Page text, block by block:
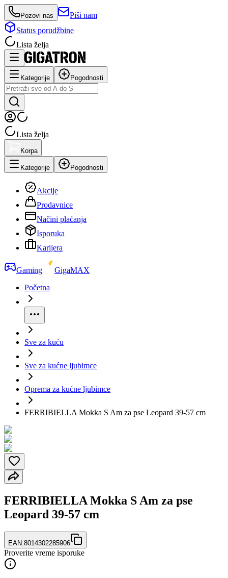
Pozovi nas
Piši nam
Status porudžbine
Lista želja
Kategorije Pogodnosti
Lista želja
Korpa
Kategorije Pogodnosti
Akcije
Prodavnice
Načini plaćanja
Isporuka
Karijera
Gaming
GigaMAX
Početna
Sve za kuću
Sve za kućne ljubimce
Oprema za kućne ljubimce
FERRIBIELLA Mokka S Am za pse Leopard 39-57 cm
FERRIBIELLA Mokka S Am za pse
Leopard 39-57 cm
EAN:8014302285906
Proverite vreme isporuke